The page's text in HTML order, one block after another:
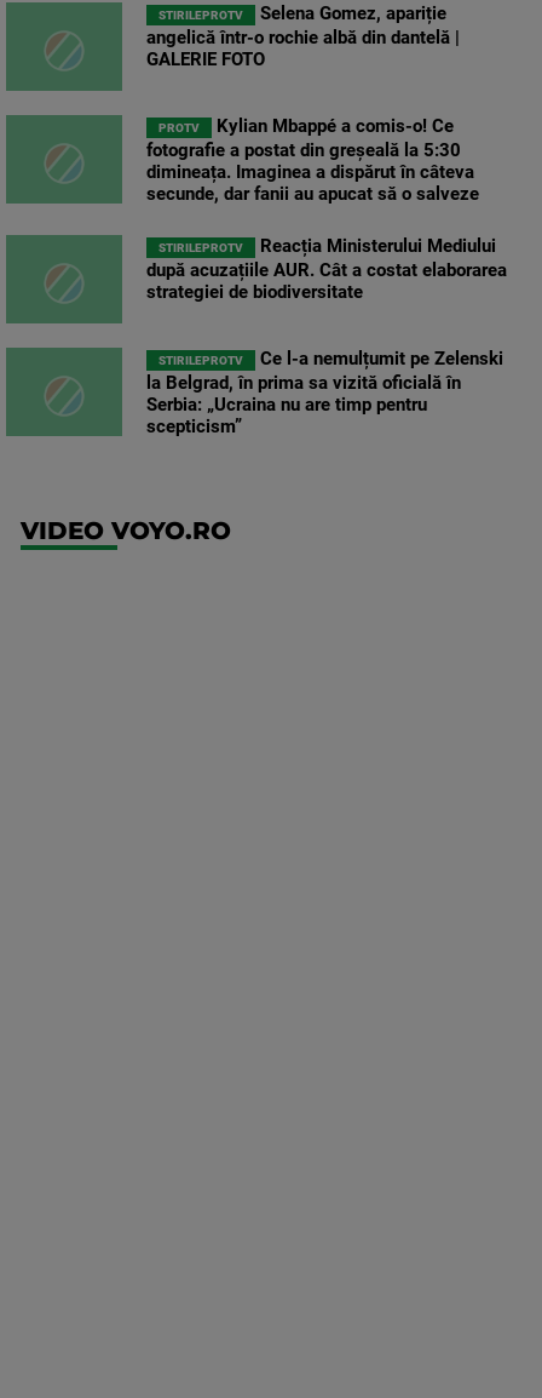
STIRILEPROTV
Selena Gomez, apariție
angelică într-o rochie albă din dantelă |
GALERIE FOTO
PROTV
Kylian Mbappé a comis-o! Ce
fotografie a postat din greșeală la 5:30
dimineața. Imaginea a dispărut în câteva
secunde, dar fanii au apucat să o salveze
STIRILEPROTV
Reacția Ministerului Mediului
după acuzațiile AUR. Cât a costat elaborarea
strategiei de biodiversitate
STIRILEPROTV
Ce l-a nemulțumit pe Zelenski
la Belgrad, în prima sa vizită oficială în
Serbia: „Ucraina nu are timp pentru
scepticism”
VIDEO VOYO.RO